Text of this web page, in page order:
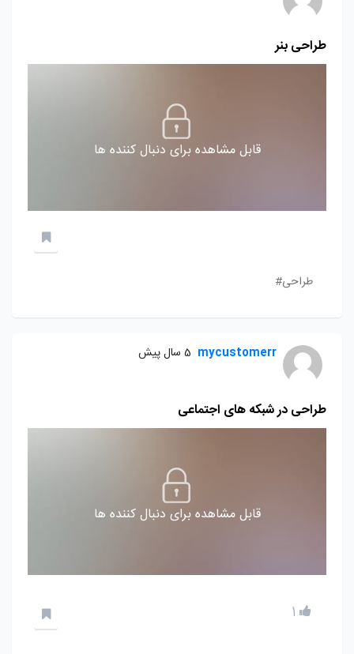
طراحی بنر
قابل مشاهده برای دنبال کننده ها
طراحی#
mycustomerr 5 سال پیش
طراحی در شبکه های اجتماعی
قابل مشاهده برای دنبال کننده ها
1